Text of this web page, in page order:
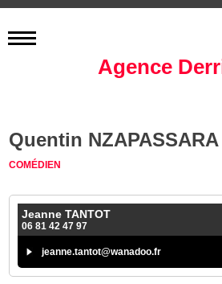
Agence
Quentin NZAPASSARA
COMÉDIEN
Jeanne TANTOT
06 81 42 47 97
jeanne.tantot@wanadoo.fr